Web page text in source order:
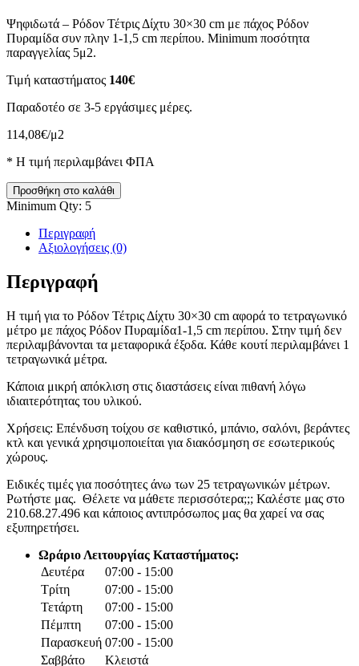
Ψηφιδωτά – Ρόδον Τέτρις Δίχτυ 30×30 cm με πάχος Ρόδον
Πυραμίδα συν πλην 1-1,5 cm περίπου. Minimum ποσότητα
παραγγελίας 5μ2.
Τιμή καταστήματος 140€
Παραδοτέο σε 3-5 εργάσιμες μέρες.
114,08€/μ2
* H τιμή περιλαμβάνει ΦΠΑ
Ρόδον
Τέτρις
30x30
Προσθήκη στο καλάθι
Minimum Qty: 5
Περιγραφή
Αξιολογήσεις (0)
Περιγραφή
Η τιμή για το Ρόδον Τέτρις Δίχτυ 30×30 cm αφορά το τετραγωνικό
μέτρο με πάχος Ρόδον Πυραμίδα1-1,5 cm περίπου. Στην τιμή δεν
περιλαμβάνονται τα μεταφορικά έξοδα. Κάθε κουτί περιλαμβάνει 1
τετραγωνικά μέτρα.
Κάποια μικρή απόκλιση στις διαστάσεις είναι πιθανή λόγω
ιδιαιτερότητας του υλικού.
Χρήσεις: Επένδυση τοίχου σε καθιστικό, μπάνιο, σαλόνι, βεράντες
κτλ και γενικά χρησιμοποιείται για διακόσμηση σε εσωτερικούς
χώρους.
Ειδικές τιμές για ποσότητες άνω των 25 τετραγωνικών μέτρων.
Ρωτήστε μας. Θέλετε να μάθετε περισσότερα;;; Καλέστε μας στο
210.68.27.496 και κάποιος αντιπρόσωπος μας θα χαρεί να σας
εξυπηρετήσει.
Ωράριο Λειτουργίας Καταστήματος:
Δευτέρα
07:00 - 15:00
Τρίτη
07:00 - 15:00
Τετάρτη
07:00 - 15:00
Πέμπτη
07:00 - 15:00
Παρασκευή 07:00 - 15:00
Σαββάτο
Κλειστά